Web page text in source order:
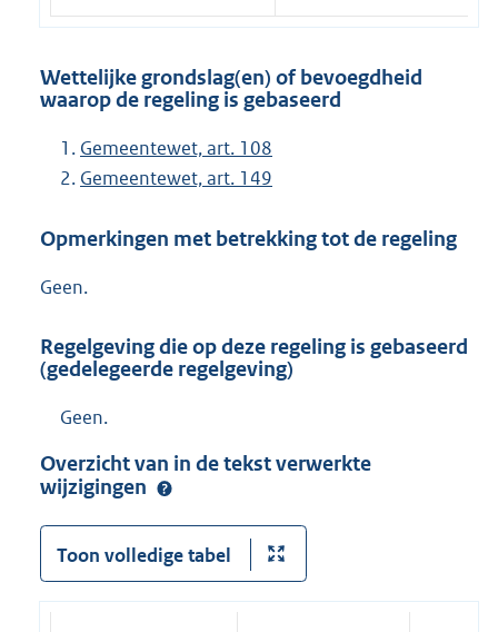
Wettelijke grondslag(en) of bevoegdheid
waarop de regeling is gebaseerd
Gemeentewet, art. 108
Gemeentewet, art. 149
Opmerkingen met betrekking tot de regeling
Geen.
Regelgeving die op deze regeling is gebaseerd
(gedelegeerde regelgeving)
Geen.
Overzicht van in de tekst verwerkte
wijzigingen
Toon volledige tabel